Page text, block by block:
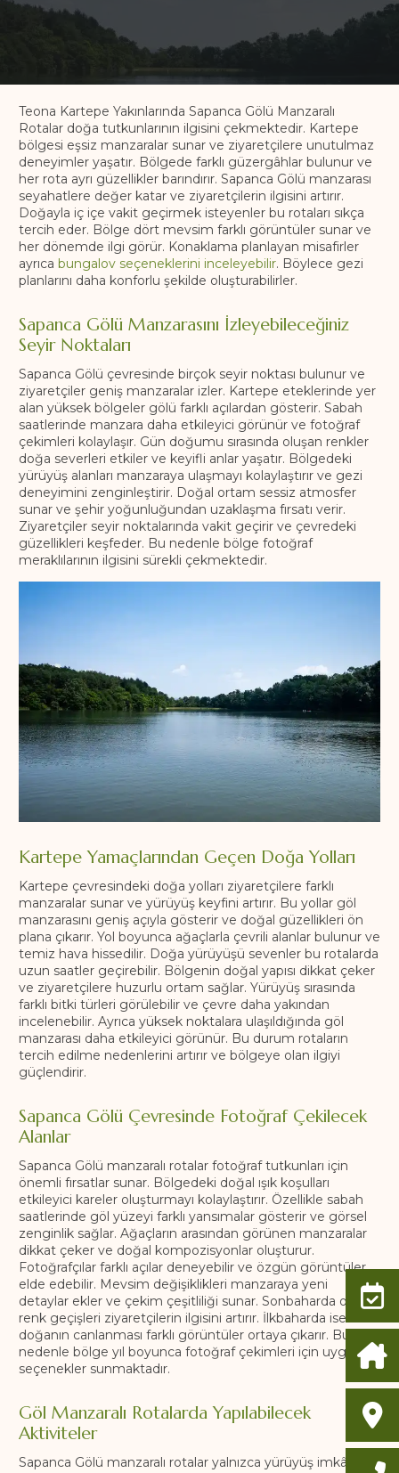
Teona Kartepe Yakınlarında Sapanca Gölü Manzaralı
Rotalar doğa tutkunlarının ilgisini çekmektedir. Kartepe
bölgesi eşsiz manzaralar sunar ve ziyaretçilere unutulmaz
deneyimler yaşatır. Bölgede farklı güzergâhlar bulunur ve
her rota ayrı güzellikler barındırır. Sapanca Gölü manzarası
seyahatlere değer katar ve ziyaretçilerin ilgisini artırır.
Doğayla iç içe vakit geçirmek isteyenler bu rotaları sıkça
tercih eder. Bölge dört mevsim farklı görüntüler sunar ve
her dönemde ilgi görür. Konaklama planlayan misafirler
ayrıca bungalov seçeneklerini inceleyebilir. Böylece gezi
planlarını daha konforlu şekilde oluşturabilirler.
Sapanca Gölü Manzarasını İzleyebileceğiniz
Seyir Noktaları
Sapanca Gölü çevresinde birçok seyir noktası bulunur ve
ziyaretçiler geniş manzaralar izler. Kartepe eteklerinde yer
alan yüksek bölgeler gölü farklı açılardan gösterir. Sabah
saatlerinde manzara daha etkileyici görünür ve fotoğraf
çekimleri kolaylaşır. Gün doğumu sırasında oluşan renkler
doğa severleri etkiler ve keyifli anlar yaşatır. Bölgedeki
yürüyüş alanları manzaraya ulaşmayı kolaylaştırır ve gezi
deneyimini zenginleştirir. Doğal ortam sessiz atmosfer
sunar ve şehir yoğunluğundan uzaklaşma fırsatı verir.
Ziyaretçiler seyir noktalarında vakit geçirir ve çevredeki
güzellikleri keşfeder. Bu nedenle bölge fotoğraf
meraklılarının ilgisini sürekli çekmektedir.
Kartepe Yamaçlarından Geçen Doğa Yolları
Kartepe çevresindeki doğa yolları ziyaretçilere farklı
manzaralar sunar ve yürüyüş keyfini artırır. Bu yollar göl
manzarasını geniş açıyla gösterir ve doğal güzellikleri ön
plana çıkarır. Yol boyunca ağaçlarla çevrili alanlar bulunur ve
temiz hava hissedilir. Doğa yürüyüşü sevenler bu rotalarda
uzun saatler geçirebilir. Bölgenin doğal yapısı dikkat çeker
ve ziyaretçilere huzurlu ortam sağlar. Yürüyüş sırasında
farklı bitki türleri görülebilir ve çevre daha yakından
incelenebilir. Ayrıca yüksek noktalara ulaşıldığında göl
manzarası daha etkileyici görünür. Bu durum rotaların
tercih edilme nedenlerini artırır ve bölgeye olan ilgiyi
güçlendirir.
Sapanca Gölü Çevresinde Fotoğraf Çekilecek
Alanlar
Sapanca Gölü manzaralı rotalar fotoğraf tutkunları için
önemli fırsatlar sunar. Bölgedeki doğal ışık koşulları
etkileyici kareler oluşturmayı kolaylaştırır. Özellikle sabah
saatlerinde göl yüzeyi farklı yansımalar gösterir ve görsel
zenginlik sağlar. Ağaçların arasından görünen manzaralar
dikkat çeker ve doğal kompozisyonlar oluşturur.
Fotoğrafçılar farklı açılar deneyebilir ve özgün görüntüler
elde edebilir. Mevsim değişiklikleri manzaraya yeni
detaylar ekler ve çekim çeşitliliği sunar. Sonbaharda oluşan
renk geçişleri ziyaretçilerin ilgisini artırır. İlkbaharda ise
doğanın canlanması farklı görüntüler ortaya çıkarır. Bu
nedenle bölge yıl boyunca fotoğraf çekimleri için uygun
seçenekler sunmaktadır.
Göl Manzaralı Rotalarda Yapılabilecek
Aktiviteler
Sapanca Gölü manzaralı rotalar yalnızca yürüyüş imkânı